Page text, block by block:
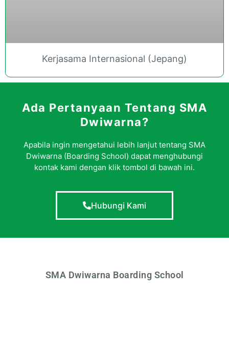
Kerjasama Internasional (Jepang)
Ada Pertanyaan Tentang SMA
Dwiwarna?
Apabila ingin mengetahui lebih lanjut tentang SMA
Dwiwarna (Boarding School) dapat menghubungi
kontak kami dengan klik tombol di bawah ini.
Hubungi Kami
SMA Dwiwarna Boarding School